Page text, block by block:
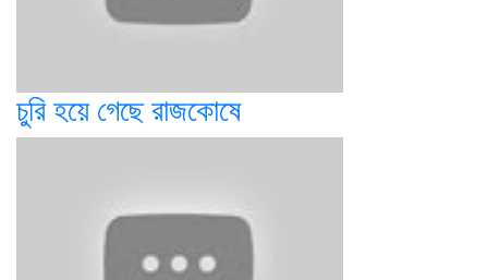
চুরি হয়ে গেছে রাজকোষে